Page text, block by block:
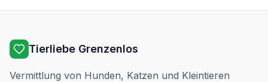
Tierliebe Grenzenlos
Vermittlung von Hunden, Katzen und Kleintieren